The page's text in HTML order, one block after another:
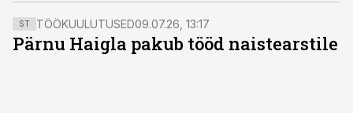
ST TÖÖKUULUTUSED09.07.26, 13:17
Pärnu Haigla pakub tööd naistearstile